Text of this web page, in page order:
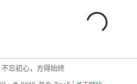
不忘初心，方得始终